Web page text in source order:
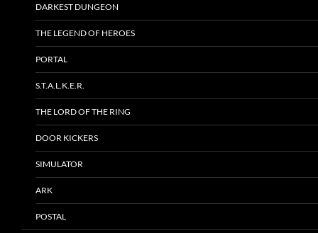
DARKEST DUNGEON
THE LEGEND OF HEROES
PORTAL
S.T.A.L.K.E.R.
THE LORD OF THE RING
DOOR KICKERS
SIMULATOR
ARK
POSTAL